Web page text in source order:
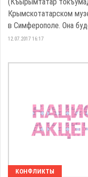
Крымскотатарском
в Симферополе. Она
12.07.2017 16:17
КОНФЛИКТЫ